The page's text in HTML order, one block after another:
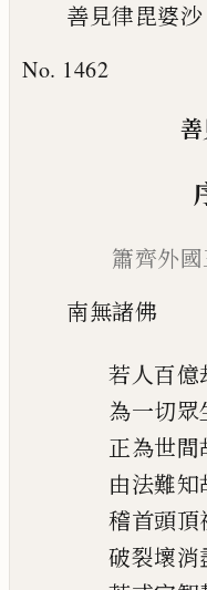
善見律毘婆沙
No. 1462
簫齊外國
南無諸佛
若人百億
為一切眾
正為世間
由法難知
稽首頭頂
破裂壞消